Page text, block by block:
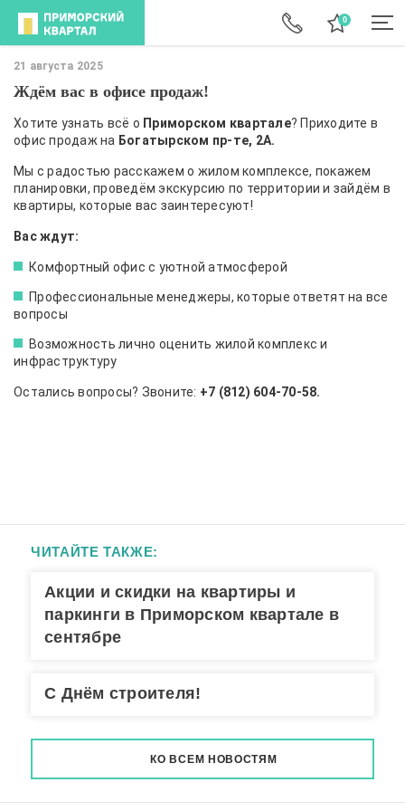
21 августа 2025
Ждём вас в офисе продаж!
Хотите узнать всё о Приморском квартале? Приходите в
офис продаж на Богатырском пр-те, 2А.
Мы с радостью расскажем о жилом комплексе, покажем
планировки, проведём экскурсию по территории и зайдём в
квартиры, которые вас заинтересуют!
Вас ждут:
Комфортный офис с уютной атмосферой
Профессиональные менеджеры, которые ответят на все
вопросы
Возможность лично оценить жилой комплекс и
инфраструктуру
Остались вопросы? Звоните: +7 (812) 604-70-58.
ЧИТАЙТЕ ТАКЖЕ:
Акции и скидки на квартиры и
паркинги в Приморском квартале в
сентябре
С Днём строителя!
КО ВСЕМ НОВОСТЯМ